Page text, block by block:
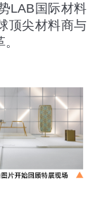
LAB 国际材料
顶尖材料商与